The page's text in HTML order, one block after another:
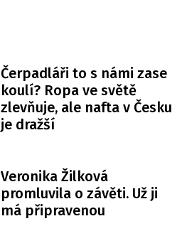
Čerpadláři to s námi zase
koulí? Ropa ve světě
zlevňuje, ale nafta v Česku
je dražší
Veronika Žilková
promluvila o závěti. Už ji
má připravenou